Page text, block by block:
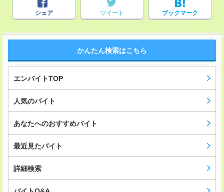
シェア ツイート ブックマーク
かんたん検索はこちら
エンバイトTOP
人気のバイト
あなたへのおすすめバイト
最近見たバイト
詳細検索